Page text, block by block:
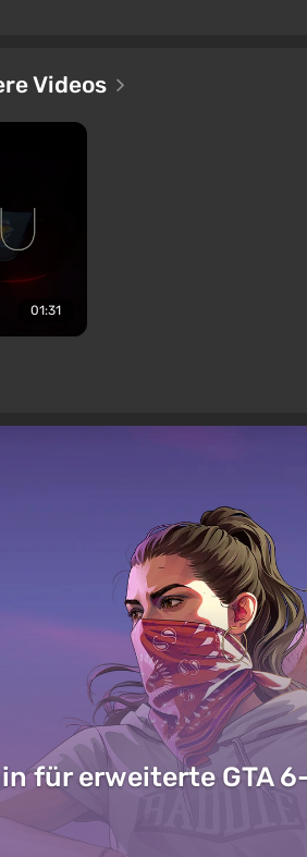
Videos
01:31
für erweiterte GTA